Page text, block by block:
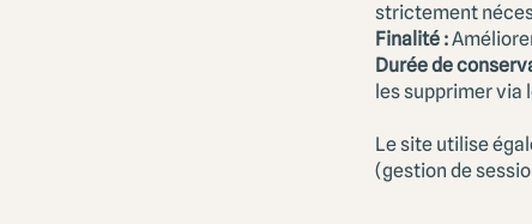
strictement
Finalité :
Durée de
les supprimer via
Le site utilise
(gestion de